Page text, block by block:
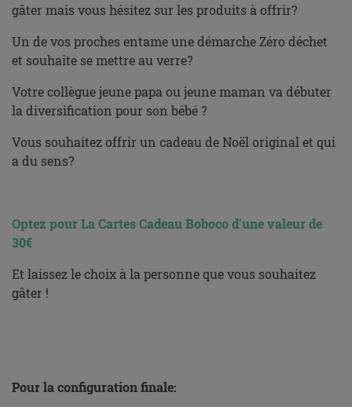
gâter mais vous hésitez sur les produits à offrir?
Un de vos proches entame une démarche Zéro déchet
et souhaite se mettre au verre?
Votre collègue jeune papa ou jeune maman va débuter
la diversification pour son bébé ?
Vous souhaitez offrir un cadeau de Noël original et qui
a du sens?
Optez pour La Cartes Cadeau Boboco d'une valeur de
30€
Et laissez le choix à la personne que vous souhaitez
gâter !
Pour la configuration finale: